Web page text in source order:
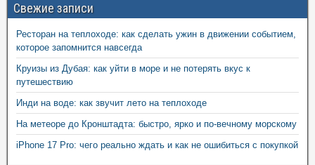
Свежие записи
Ресторан на теплоходе: как сделать ужин в движении событием,
которое запомнится навсегда
Круизы из Дубая: как уйти в море и не потерять вкус к
путешествию
Инди на воде: как звучит лето на теплоходе
На метеоре до Кронштадта: быстро, ярко и по-вечному морскому
iPhone 17 Pro: чего реально ждать и как не ошибиться с покупкой